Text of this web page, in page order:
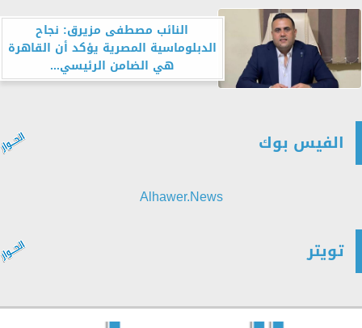
النائب مصطفى مزيرق: نجاح
الدبلوماسية المصرية يؤكد أن القاهرة
هي الضامن الرئيسي...
الفيس بوك
Alhawer.News
تويتر